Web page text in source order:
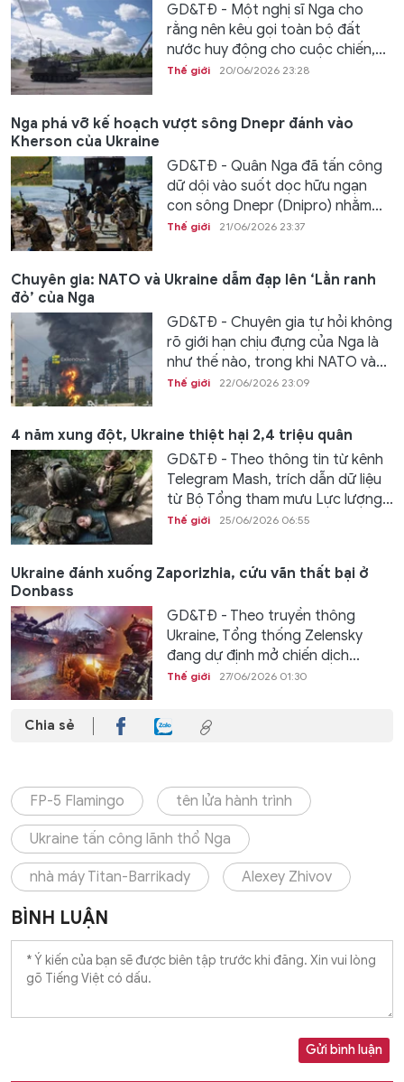
GD&TĐ - Một nghị sĩ Nga cho
rằng nên kêu gọi toàn bộ đất
nước huy động cho cuộc chiến,...
Thế giới 20/06/2026 23:28
Nga phá vỡ kế hoạch vượt sông Dnepr đánh vào
Kherson của Ukraine
GD&TĐ - Quân Nga đã tấn công
dữ dội vào suốt dọc hữu ngạn
con sông Dnepr (Dnipro) nhằm...
Thế giới 21/06/2026 23:37
Chuyên gia: NATO và Ukraine dẫm đạp lên ‘Lằn ranh
đỏ’ của Nga
GD&TĐ - Chuyên gia tự hỏi không
rõ giới hạn chịu đựng của Nga là
như thế nào, trong khi NATO và...
Thế giới 22/06/2026 23:09
4 năm xung đột, Ukraine thiệt hại 2,4 triệu quân
GD&TĐ - Theo thông tin từ kênh
Telegram Mash, trích dẫn dữ liệu
từ Bộ Tổng tham mưu Lực lượng...
Thế giới 25/06/2026 06:55
Ukraine đánh xuống Zaporizhia, cứu vãn thất bại ở
Donbass
GD&TĐ - Theo truyền thông
Ukraine, Tổng thống Zelensky
đang dự định mở chiến dịch...
Thế giới 27/06/2026 01:30
Chia sẻ
FP-5 Flamingo tên lửa hành trình
Ukraine tấn công lãnh thổ Nga
nhà máy Titan-Barrikady Alexey Zhivov
BÌNH LUẬN
Gửi bình luận